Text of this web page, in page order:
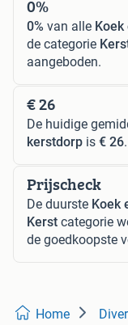
0%
0% van alle
de categorie
aangeboden.
€ 26
De huidige
kerstdorp is € 26.
Prijscheck
De duurste Koek
Kerst categorie
de goedkoopste
Home